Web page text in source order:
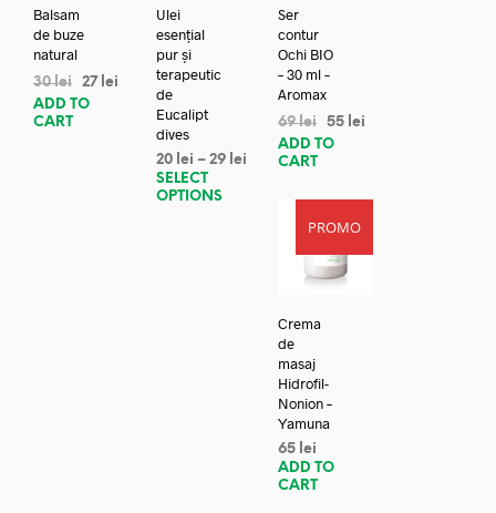
Balsam
de buze
natural
30lei 27 lei
ADD TO
CART
Ulei
esențial
pur și
terapeutic
de
Eucalipt
dives
20 lei – 29 lei
SELECT
OPTIONS
Ser
contur
Ochi BIO
– 30 ml –
Aromax
69lei 55 lei
ADD TO
CART
PROMO
Crema
de
masaj
Hidrofil-
Nonion –
Yamuna
65 lei
ADD TO
CART